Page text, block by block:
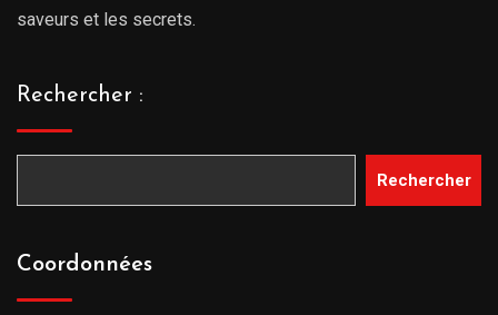
saveurs et les secrets.
Rechercher :
Rechercher
Coordonnées